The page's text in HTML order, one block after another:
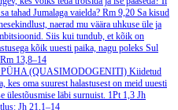
tahad Jumalaga vaielda? Rm 9,20 Sa kisud
naerad mu väära uhkuse üle ja
Siis kui tundub, et kõik on
kõik uuesti paika, nagu poleks Sul
13,8–14
(QUASIMODOGENITI) Kiidetud
kes oma suurest halastusest on meid uuesti
ülestõusmise läbi surnuist. 1Pt 1,3 Jh
Jh 21,1–14